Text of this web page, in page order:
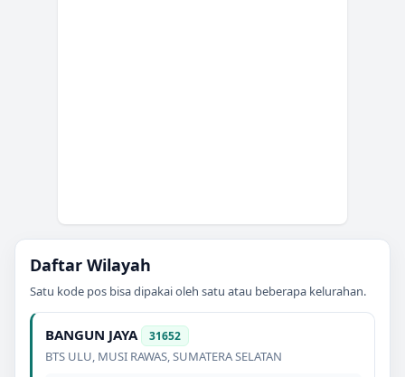
Daftar Wilayah
Satu kode pos bisa dipakai oleh satu atau beberapa kelurahan.
BANGUN JAYA 31652
BTS ULU, MUSI RAWAS,SUMATERA SELATAN